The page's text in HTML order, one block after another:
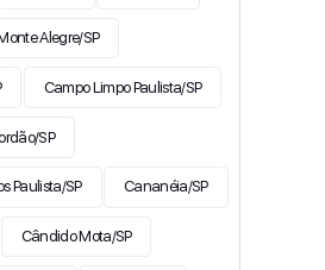
Alegre/SP
Campo Limpo Paulista/SP
SP
Paulista/SP Cananéia/SP
Cândido Mota/SP